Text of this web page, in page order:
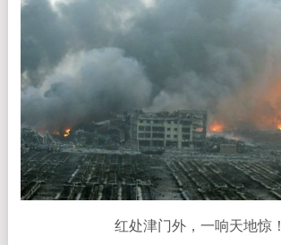
红处津门外，一响天地惊！